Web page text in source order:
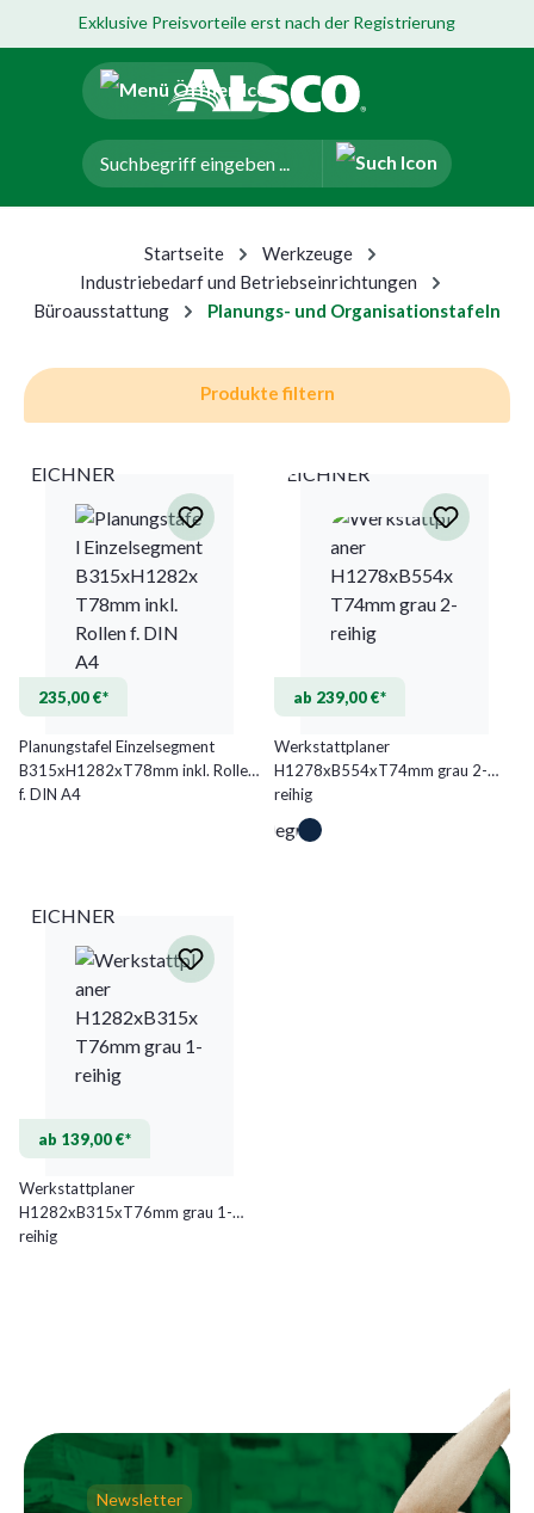
Hauptinhalt springen
Zur Navigation der B2B-Plattform springen
Exklusive Preisvorteile erst nach der Registrierung
Startseite
Werkzeuge
Industriebedarf und Betriebseinrichtungen
Büroausstattung
Planungs- und Organisationstafeln
Produkte filtern
EICHNER
235,00 €*
Planungstafel Einzelsegment
B315xH1282xT78mm inkl. Rollen
f. DIN A4
EICHNER
ab 239,00 €*
Werkstattplaner
H1278xB554xT74mm grau 2-
reihig
Telegrau
EICHNER
ab 139,00 €*
Werkstattplaner
H1282xB315xT76mm grau 1-
reihig
Newsletter